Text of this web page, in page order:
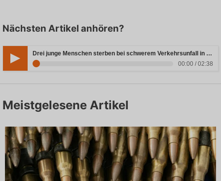
Nächsten Artikel anhören?
Drei junge Menschen sterben bei schwerem Verkehrsunfall in Rheinland-Pfalz
00:00 / 02:38
Meistgelesene Artikel